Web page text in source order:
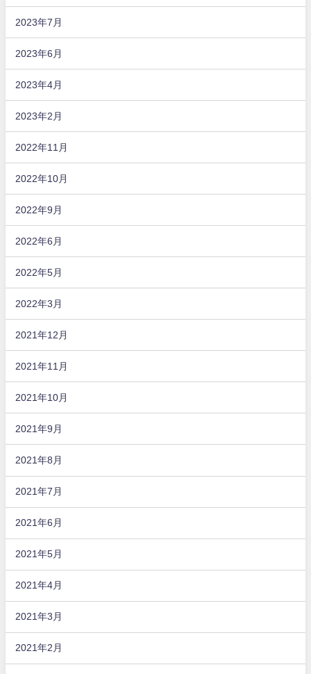
2023年7月
2023年6月
2023年4月
2023年2月
2022年11月
2022年10月
2022年9月
2022年6月
2022年5月
2022年3月
2021年12月
2021年11月
2021年10月
2021年9月
2021年8月
2021年7月
2021年6月
2021年5月
2021年4月
2021年3月
2021年2月